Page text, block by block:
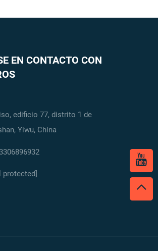
EN CONTACTO CON
edificio 77, distrito 1 de
Yiwu, China
protected]